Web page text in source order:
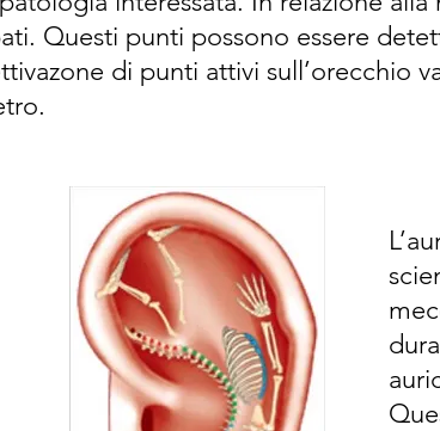
Questi punti possono essere
di punti attivi sull’orecchio